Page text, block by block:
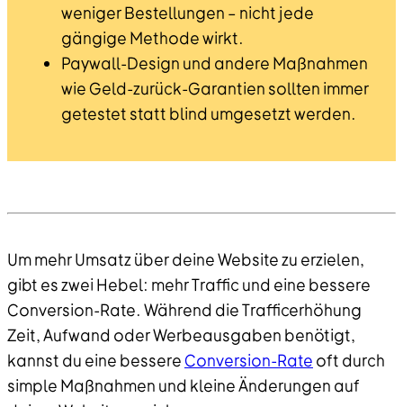
weniger Bestellungen – nicht jede
gängige Methode wirkt.
Paywall-Design und andere Maßnahmen
wie Geld-zurück-Garantien sollten immer
getestet statt blind umgesetzt werden.
Um mehr Umsatz über deine Website zu erzielen,
gibt es zwei Hebel: mehr Traffic und eine bessere
Conversion-Rate. Während die Trafficerhöhung
Zeit, Aufwand oder Werbeausgaben benötigt,
kannst du eine bessereConversion-Rate oft durch
simple Maßnahmen und kleine Änderungen auf